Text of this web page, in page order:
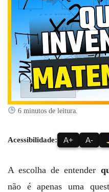
6 minutos de leitura.
Acessibilidade: A+ A-
A escolha de entender
não é apenas uma